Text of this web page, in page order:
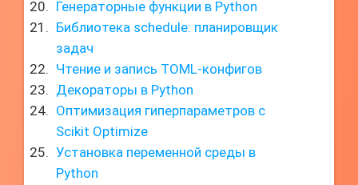
Генераторные функции в Python
Библиотека schedule: планировщик
задач
Чтение и запись TOML-конфигов
Декораторы в Python
Оптимизация гиперпараметров с
Scikit Optimize
Установка переменной среды в
Python